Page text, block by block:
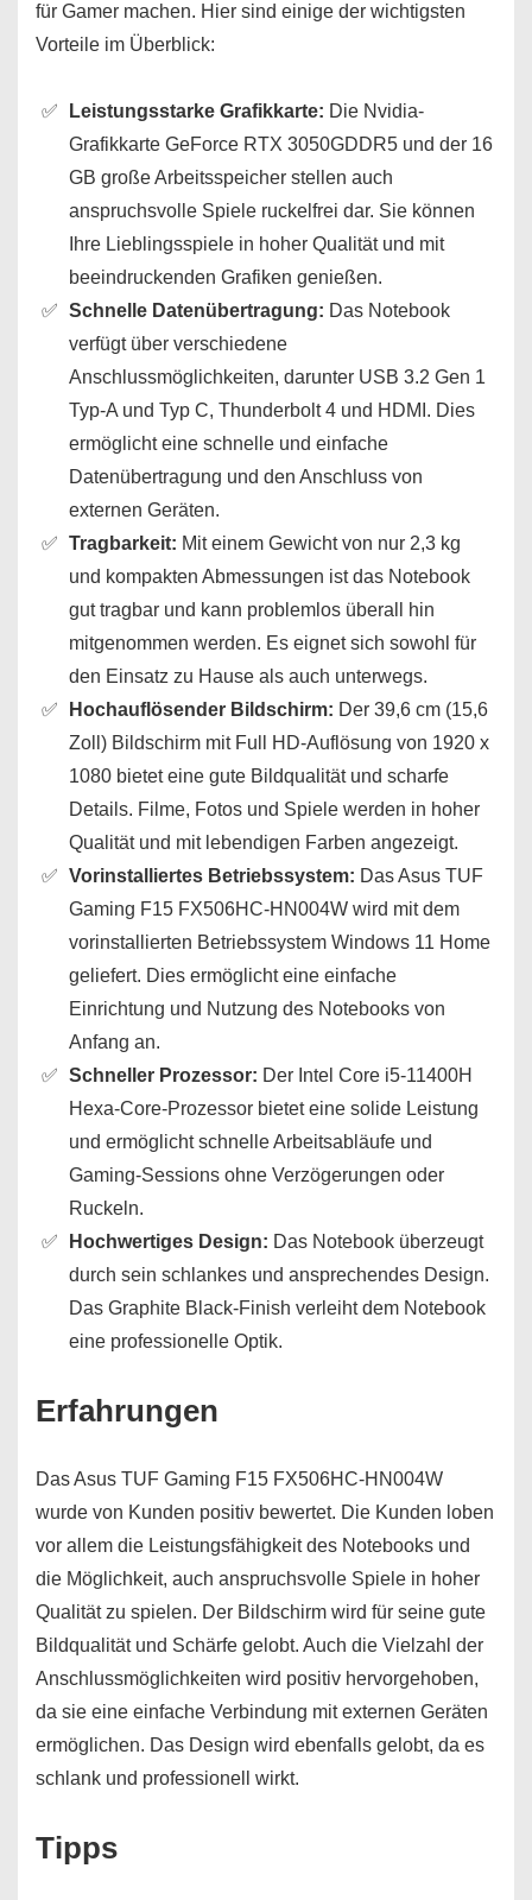
für Gamer machen. Hier sind einige der wichtigsten
Vorteile im Überblick:
Leistungsstarke Grafikkarte: Die Nvidia-
Grafikkarte GeForce RTX 3050GDDR5 und der 16
GB große Arbeitsspeicher stellen auch
anspruchsvolle Spiele ruckelfrei dar. Sie können
Ihre Lieblingsspiele in hoher Qualität und mit
beeindruckenden Grafiken genießen.
Schnelle Datenübertragung: Das Notebook
verfügt über verschiedene
Anschlussmöglichkeiten, darunter USB 3.2 Gen 1
Typ-A und Typ C, Thunderbolt 4 und HDMI. Dies
ermöglicht eine schnelle und einfache
Datenübertragung und den Anschluss von
externen Geräten.
Tragbarkeit: Mit einem Gewicht von nur 2,3 kg
und kompakten Abmessungen ist das Notebook
gut tragbar und kann problemlos überall hin
mitgenommen werden. Es eignet sich sowohl für
den Einsatz zu Hause als auch unterwegs.
Hochauflösender Bildschirm: Der 39,6 cm (15,6
Zoll) Bildschirm mit Full HD-Auflösung von 1920 x
1080 bietet eine gute Bildqualität und scharfe
Details. Filme, Fotos und Spiele werden in hoher
Qualität und mit lebendigen Farben angezeigt.
Vorinstalliertes Betriebssystem: Das Asus TUF
Gaming F15 FX506HC-HN004W wird mit dem
vorinstallierten Betriebssystem Windows 11 Home
geliefert. Dies ermöglicht eine einfache
Einrichtung und Nutzung des Notebooks von
Anfang an.
Schneller Prozessor: Der Intel Core i5-11400H
Hexa-Core-Prozessor bietet eine solide Leistung
und ermöglicht schnelle Arbeitsabläufe und
Gaming-Sessions ohne Verzögerungen oder
Ruckeln.
Hochwertiges Design: Das Notebook überzeugt
durch sein schlankes und ansprechendes Design.
Das Graphite Black-Finish verleiht dem Notebook
eine professionelle Optik.
Erfahrungen
Das Asus TUF Gaming F15 FX506HC-HN004W
wurde von Kunden positiv bewertet. Die Kunden loben
vor allem die Leistungsfähigkeit des Notebooks und
die Möglichkeit, auch anspruchsvolle Spiele in hoher
Qualität zu spielen. Der Bildschirm wird für seine gute
Bildqualität und Schärfe gelobt. Auch die Vielzahl der
Anschlussmöglichkeiten wird positiv hervorgehoben,
da sie eine einfache Verbindung mit externen Geräten
ermöglichen. Das Design wird ebenfalls gelobt, da es
schlank und professionell wirkt.
Tipps